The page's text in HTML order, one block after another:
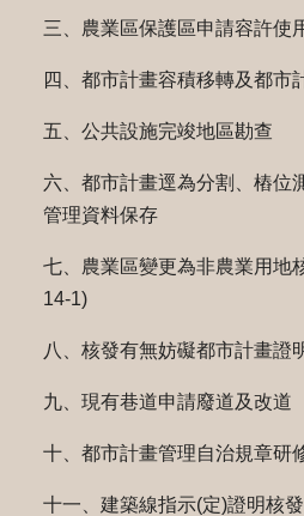
三、農業區保護區申請容許使
四、都市計畫容積移轉及都市
五、公共設施完竣地區勘查
六、都市計畫逕為分割、樁位
管理資料保存
七、農業區變更為非農業用地
14-1)
八、核發有無妨礙都市計畫證
九、現有巷道申請廢道及改道
十、都市計畫管理自治規章研
十一、建築線指示(定)證明核發